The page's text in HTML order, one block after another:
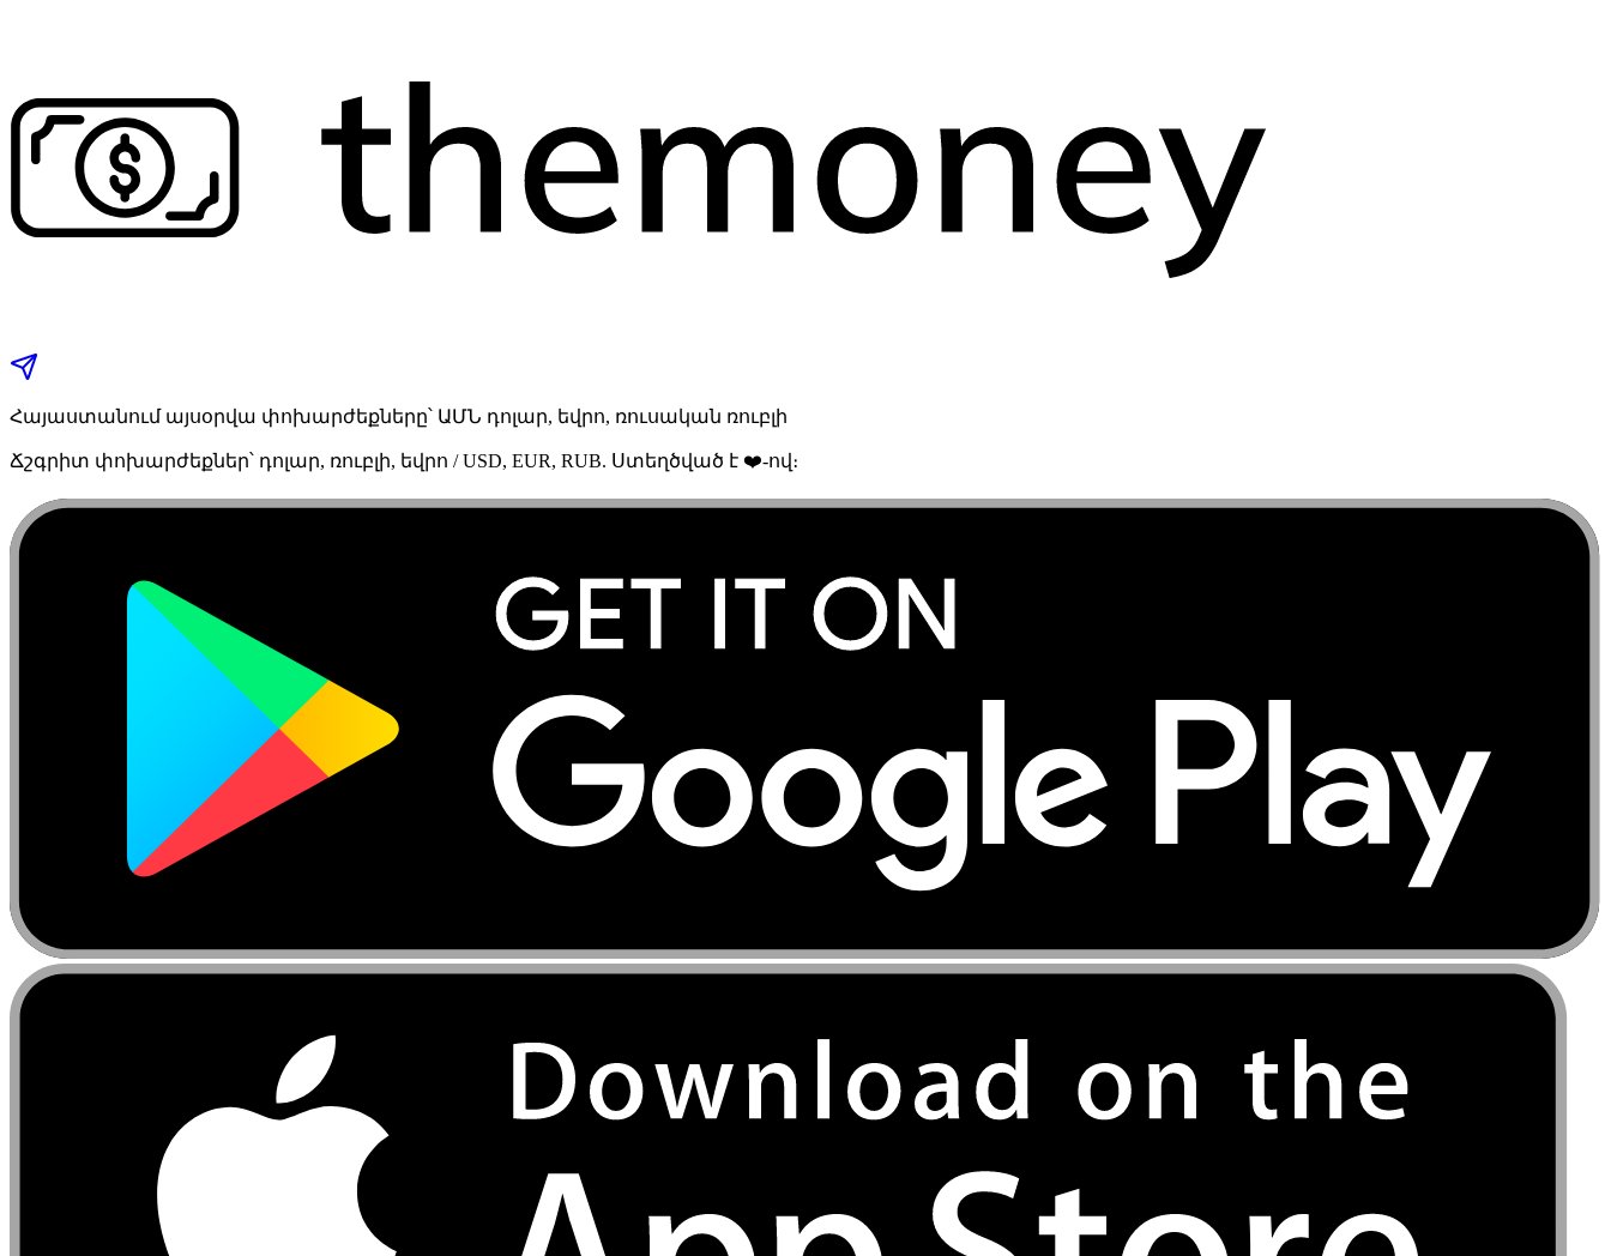
Հայաստանում այսօրվա փոխարժեքները՝ ԱՄՆ դոլար, եվրո, ռուսական ռուբլի
Ճշգրիտ փոխարժեքներ՝ դոլար, ռուբլի, եվրո / USD, EUR, RUB. Ստեղծված է ❤️-ով։